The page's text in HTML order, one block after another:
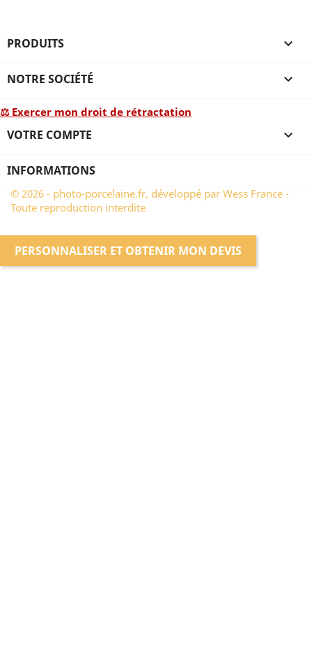
PRODUITS 
NOTRE SOCIÉTÉ 
⚖ Exercer mon droit de rétractation
VOTRE COMPTE 
INFORMATIONS
© 2026 - photo-porcelaine.fr, développé par Wess France -
Toute reproduction interdite
PERSONNALISER ET OBTENIR MON DEVIS